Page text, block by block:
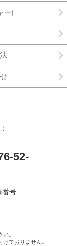
ー)
52-
番号
。
ておりません。